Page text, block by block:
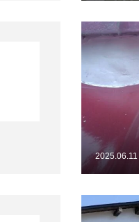
2025.06.11